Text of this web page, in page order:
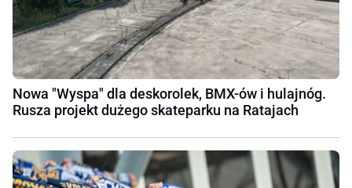
Nowa "Wyspa" dla deskorolek, BMX-ów i hulajnóg.
Rusza projekt dużego skateparku na Ratajach